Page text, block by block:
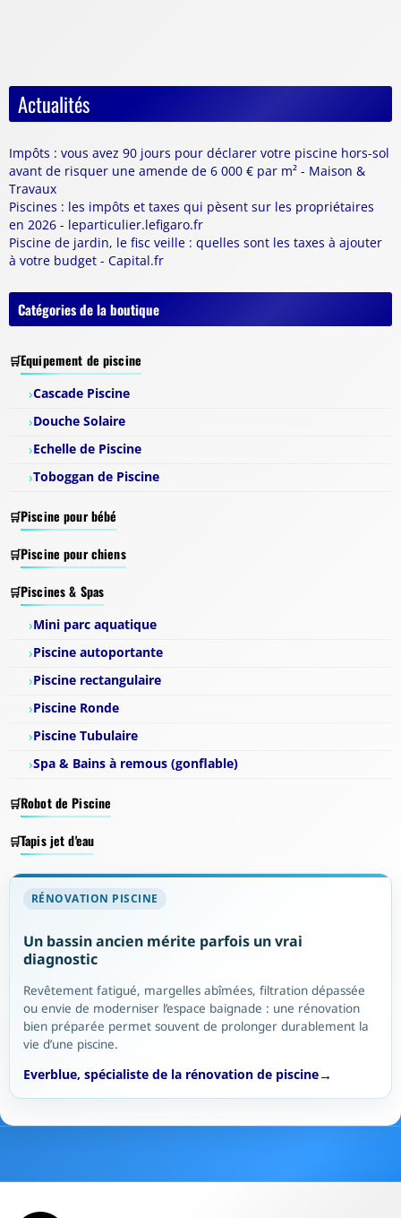
Actualités
Impôts : vous avez 90 jours pour déclarer votre piscine hors-sol
avant de risquer une amende de 6 000 € par m² - Maison &
Travaux
Piscines : les impôts et taxes qui pèsent sur les propriétaires
en 2026 - leparticulier.lefigaro.fr
Piscine de jardin, le fisc veille : quelles sont les taxes à ajouter
à votre budget - Capital.fr
Catégories de la boutique
Equipement de piscine
Cascade Piscine
Douche Solaire
Echelle de Piscine
Toboggan de Piscine
Piscine pour bébé
Piscine pour chiens
Piscines & Spas
Mini parc aquatique
Piscine autoportante
Piscine rectangulaire
Piscine Ronde
Piscine Tubulaire
Spa & Bains à remous (gonflable)
Robot de Piscine
Tapis jet d'eau
RÉNOVATION PISCINE
Un bassin ancien mérite parfois un vrai
diagnostic
Revêtement fatigué, margelles abîmées, filtration dépassée
ou envie de moderniser l’espace baignade : une rénovation
bien préparée permet souvent de prolonger durablement la
vie d’une piscine.
Everblue, spécialiste de la rénovation de piscine